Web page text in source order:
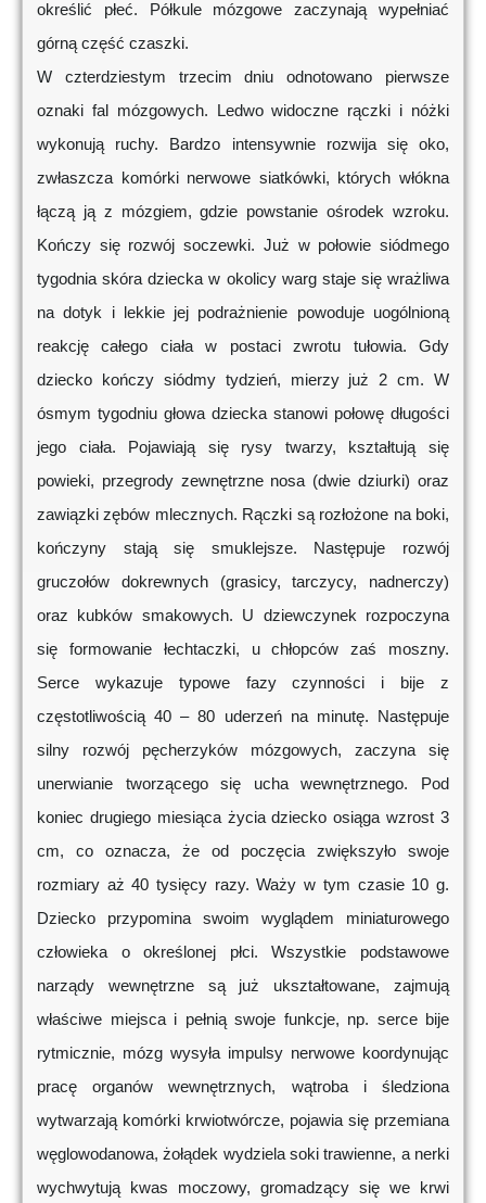
określić płeć. Półkule mózgowe zaczynają wypełniać
górną część czaszki.
W czterdziestym trzecim dniu odnotowano pierwsze
oznaki fal mózgowych. Ledwo widoczne rączki i nóżki
wykonują ruchy. Bardzo intensywnie rozwija się oko,
zwłaszcza komórki nerwowe siatkówki, których włókna
łączą ją z mózgiem, gdzie powstanie ośrodek wzroku.
Kończy się rozwój soczewki. Już w połowie siódmego
tygodnia skóra dziecka w okolicy warg staje się wrażliwa
na dotyk i lekkie jej podrażnienie powoduje uogólnioną
reakcję całego ciała w postaci zwrotu tułowia. Gdy
dziecko kończy siódmy tydzień, mierzy już 2 cm. W
ósmym tygodniu głowa dziecka stanowi połowę długości
jego ciała. Pojawiają się rysy twarzy, kształtują się
powieki, przegrody zewnętrzne nosa (dwie dziurki) oraz
zawiązki zębów mlecznych. Rączki są rozłożone na boki,
kończyny stają się smuklejsze. Następuje rozwój
gruczołów dokrewnych (grasicy, tarczycy, nadnerczy)
oraz kubków smakowych. U dziewczynek rozpoczyna
się formowanie łechtaczki, u chłopców zaś moszny.
Serce wykazuje typowe fazy czynności i bije z
częstotliwością 40 – 80 uderzeń na minutę. Następuje
silny rozwój pęcherzyków mózgowych, zaczyna się
unerwianie tworzącego się ucha wewnętrznego. Pod
koniec drugiego miesiąca życia dziecko osiąga wzrost 3
cm, co oznacza, że od poczęcia zwiększyło swoje
rozmiary aż 40 tysięcy razy. Waży w tym czasie 10 g.
Dziecko przypomina swoim wyglądem miniaturowego
człowieka o określonej płci. Wszystkie podstawowe
narządy wewnętrzne są już ukształtowane, zajmują
właściwe miejsca i pełnią swoje funkcje, np. serce bije
rytmicznie, mózg wysyła impulsy nerwowe koordynując
pracę organów wewnętrznych, wątroba i śledziona
wytwarzają komórki krwiotwórcze, pojawia się przemiana
węglowodanowa, żołądek wydziela soki trawienne, a nerki
wychwytują kwas moczowy, gromadzący się we krwi